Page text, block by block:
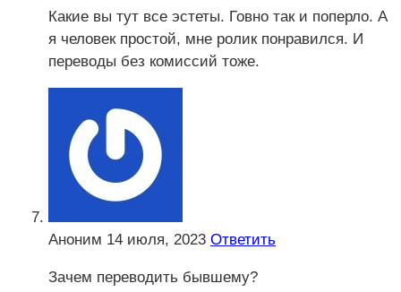
Какие вы тут все эстеты. Говно так и поперло. А
я человек простой, мне ролик понравился. И
переводы без комиссий тоже.
Аноним 14 июля, 2023 Ответить
Зачем переводить бывшему?